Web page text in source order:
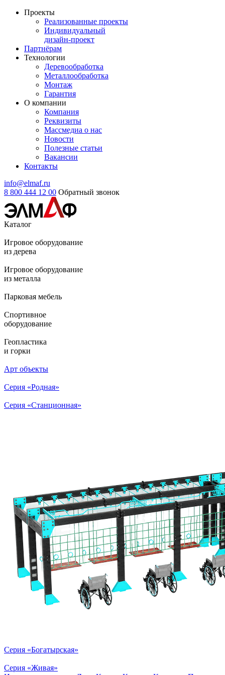
Проекты
Реализованные проекты
Индивидуальный
дизайн-проект
Партнёрам
Технологии
Деревообработка
Металлообработка
Монтаж
Гарантия
О компании
Компания
Реквизиты
Массмедиа о нас
Новости
Полезные статьи
Вакансии
Контакты
info@elmaf.ru
8 800 444 12 00 Обратный звонок
Каталог
Игровое оборудование
из дерева
Игровое оборудование
из металла
Парковая мебель
Спортивное
оборудование
Геопластика
и горки
Арт объекты
Серия «Родная»
Серия «Станционная»
Серия «Богатырская»
Серия «Живая»